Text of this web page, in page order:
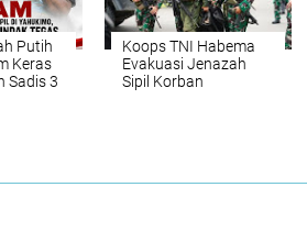
Putih
Keras
Sadis 3
Koops TNI Habema
Evakuasi Jenazah
Sipil Korban